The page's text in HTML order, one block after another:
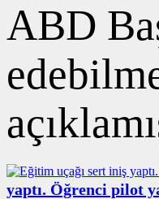
ABD
yaptı. Öğrenci pilot